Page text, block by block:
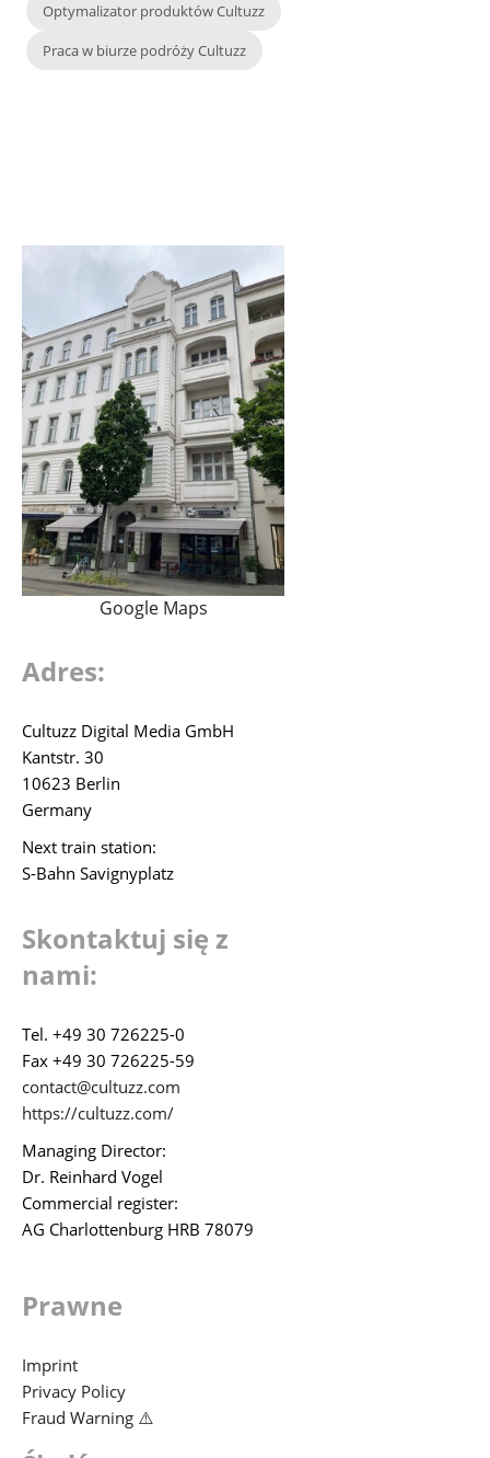
Optymalizator produktów Cultuzz
Praca w biurze podróży Cultuzz
Google Maps
Adres:
Cultuzz Digital Media GmbH
Kantstr. 30
10623 Berlin
Germany
Next train station:
S-Bahn Savignyplatz
Skontaktuj się z
nami:
Tel. +49 30 726225-0
Fax +49 30 726225-59
contact@cultuzz.com
https://cultuzz.com/
Managing Director:
Dr. Reinhard Vogel
Commercial register:
AG Charlottenburg HRB 78079
Prawne
Imprint
Privacy Policy
Fraud Warning ⚠️